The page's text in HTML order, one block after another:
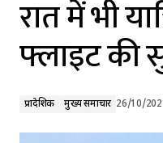
रात में भी
फ्लाइट की
प्रादेशिक मुख्य समाचार 26/10/